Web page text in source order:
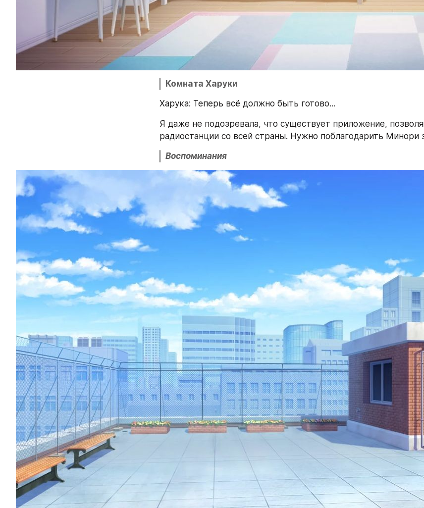
Комната Харуки
Харука: Теперь всё должно быть готово...
Я даже не подозревала, что существует приложение,
радиостанции со всей страны. Нужно поблагодарить Минори
Воспоминания